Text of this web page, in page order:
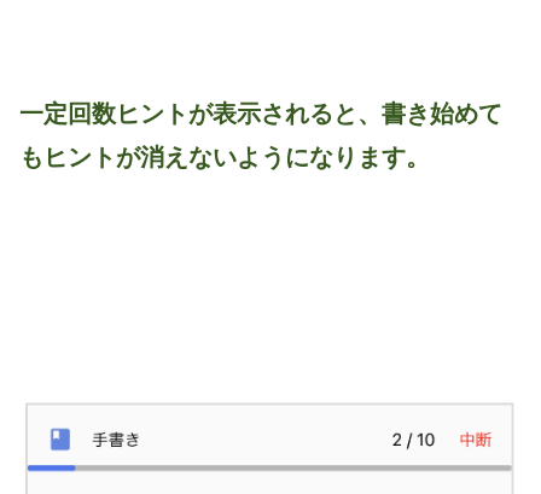
一定回数ヒントが表示されると、書き始めて
もヒントが消えないようになります。